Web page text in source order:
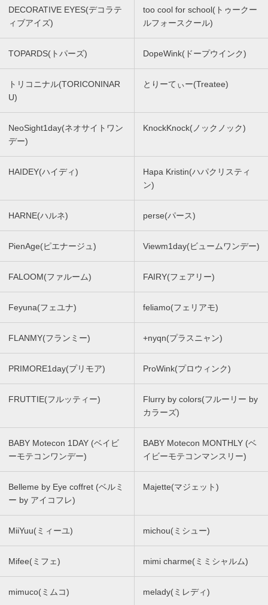
DECORATIVE EYES(デコラテ
ィブアイズ)
too cool for school(トゥークー
ルフォースクール)
TOPARDS(トパーズ) DopeWink(ドープウインク)
トリコニナル(TORICONINAR
U)
とりーてぃー(Treatee)
NeoSight1day(ネオサイトワン
デー)
KnockKnock(ノックノック)
HAIDEY(ハイディ)
Hapa Kristin(ハパクリスティ
ン)
HARNE(ハルネ) perse(パース)
PienAge(ピエナージュ) Viewm1day(ビュームワンデー)
FALOOM(ファルーム) FAIRY(フェアリー)
Feyuna(フェユナ) feliamo(フェリアモ)
FLANMY(フランミー) +nyqn(プラスニャン)
PRIMORE1day(プリモア) ProWink(プロウィンク)
FRUTTIE(フルッティー)
Flurry by colors(フルーリー by
カラーズ)
BABY Motecon 1DAY (ベイビ
ーモテコンワンデー)
BABY Motecon MONTHLY (ベ
イビーモテコンマンスリー)
Belleme by Eye coffret (ベルミ
ー by アイコフレ)
Majette(マジェット)
MiiYuu(ミィーユ) michou(ミシュー)
Mifee(ミフェ) mimi charme(ミミシャルム)
mimuco(ミムコ) melady(ミレディ)